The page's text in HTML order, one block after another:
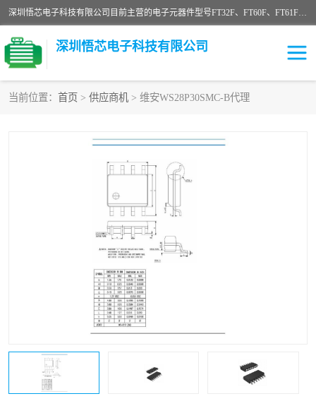
深圳悟芯电子科技有限公司目前主营的电子元器件型号FT32F、FT60F、FT61F、FT62F、FT64F、FT61FC、MCU EEPROM MOS LDO 稳压管 触摸IC DC-DC AC-DC 协议IC等，广泛应用于LED射灯、LED日光灯、等诸多领域。
深圳悟芯电子科技有限公司
当前位置： 首页 > 供应商机 > 维安WS28P30SMC-B代理
FT64F
FT60F011
FT61F022